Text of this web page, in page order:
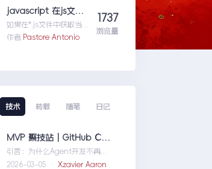
（把方法和变量名变成无
意义的声明如...vs2015自
带混淆工具DotFuscator
使用方法（超简单）
javascript 在js文件中获取路径
如果在*.js文件中获取当自
己当前的路径是很重要
作者:Pastore Antonio
1737
浏览量
技术 转载 随笔 日记
MVP 聚技站｜GitHub Copilot SDK 入门：五分钟构建你的第一个 AI Agent
引言：为什么Agent开发不再是
少数人的游戏近年来，随着人工
2026-03-05 · Xzavier Aaron